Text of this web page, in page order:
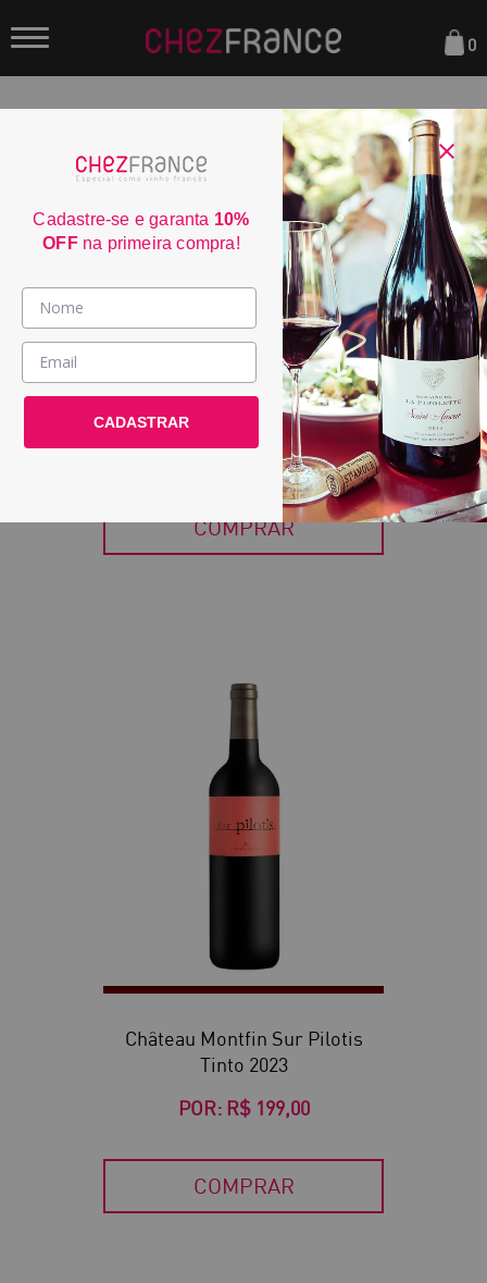
Vinhos >
País / Região >
Le Club >
0
ORDENAR POR:
50
Famille Fabre Grande
Courtade Alvarin...
DE:R$ 229,00 POR: R$ 114,50
COMPRAR
Château Montfin Sur Pilotis
Tinto 2023
POR: R$ 199,00
COMPRAR
Cadastre-se e garanta 10%
OFFna primeira compra!
CADASTRAR